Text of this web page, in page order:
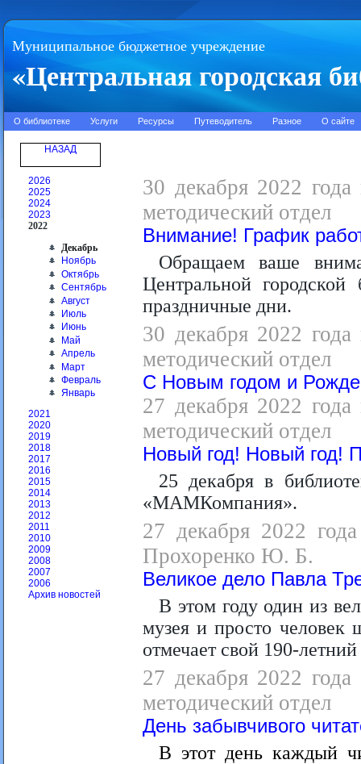
Муниципальное бюджетное учреждение
«Центральная городская
О библиотеке Услуги Ресурсы Путеводитель Разное О сайте
НАЗАД
2026
2025
2024
2023
2022
Декабрь
Ноябрь
Октябрь
Сентябрь
Август
Июль
Июнь
Май
Апрель
Март
Февраль
Январь
2021
2020
2019
2018
2017
2016
2015
2014
2013
2012
2011
2010
2009
2008
2007
2006
Архив новостей
30 декабря 2022
методический отдел
Внимание! График
Обращаем ваше
Центральной
праздничные дни.
30 декабря 2022
методический отдел
С Новым годом и
27 декабря 2022
методический отдел
Новый год! Новый год!
25 декабря в
«МАМКомпания».
27 декабря 2022
Прохоренко Ю. Б.
Великое дело Павла
В этом году один из
музея и просто
отмечает свой 190-
27 декабря 2022
методический отдел
День забывчивого
В этот день каждый